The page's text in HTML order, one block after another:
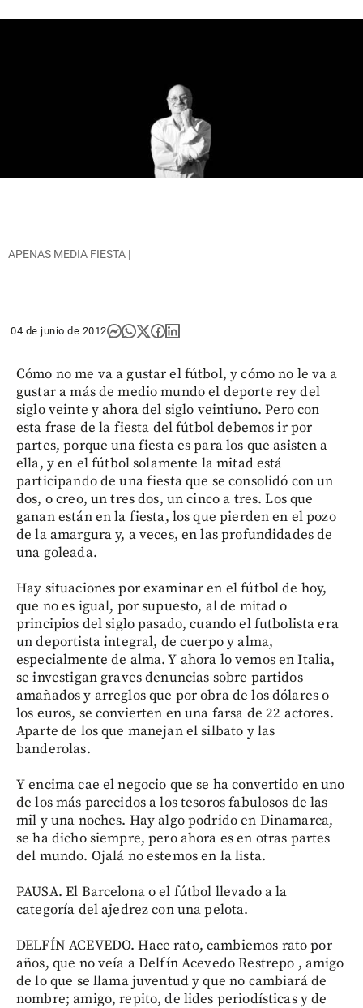
APENAS MEDIA FIESTA |
04 de junio de 2012
Cómo no me va a gustar el fútbol, y cómo no le va a
gustar a más de medio mundo el deporte rey del
siglo veinte y ahora del siglo veintiuno. Pero con
esta frase de la fiesta del fútbol debemos ir por
partes, porque una fiesta es para los que asisten a
ella, y en el fútbol solamente la mitad está
participando de una fiesta que se consolidó con un
dos, o creo, un tres dos, un cinco a tres. Los que
ganan están en la fiesta, los que pierden en el pozo
de la amargura y, a veces, en las profundidades de
una goleada.
Hay situaciones por examinar en el fútbol de hoy,
que no es igual, por supuesto, al de mitad o
principios del siglo pasado, cuando el futbolista era
un deportista integral, de cuerpo y alma,
especialmente de alma. Y ahora lo vemos en Italia,
se investigan graves denuncias sobre partidos
amañados y arreglos que por obra de los dólares o
los euros, se convierten en una farsa de 22 actores.
Aparte de los que manejan el silbato y las
banderolas.
Y encima cae el negocio que se ha convertido en uno
de los más parecidos a los tesoros fabulosos de las
mil y una noches. Hay algo podrido en Dinamarca,
se ha dicho siempre, pero ahora es en otras partes
del mundo. Ojalá no estemos en la lista.
PAUSA. El Barcelona o el fútbol llevado a la
categoría del ajedrez con una pelota.
DELFÍN ACEVEDO. Hace rato, cambiemos rato por
años, que no veía a Delfín Acevedo Restrepo , amigo
de lo que se llama juventud y que no cambiará de
nombre; amigo, repito, de lides periodísticas y de